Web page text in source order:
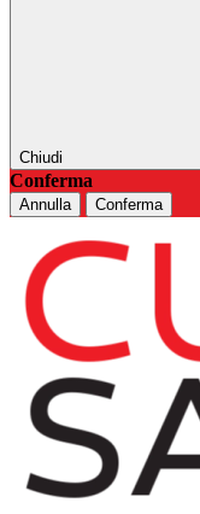
Chiudi
Conferma
Annulla Conferma